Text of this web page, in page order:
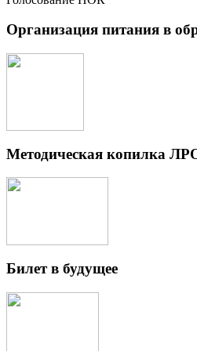
Организация питания в
Методическая копилка
Билет в будущее